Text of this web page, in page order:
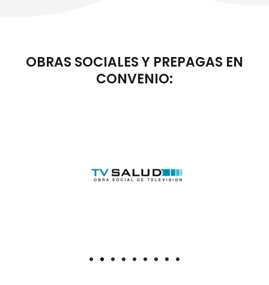
OBRAS SOCIALES Y PREPAGAS EN
CONVENIO: